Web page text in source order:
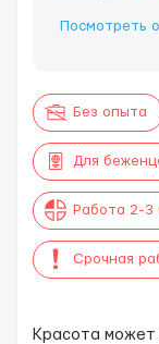
Посмотреть
Без опыта
Для
Работа 2-3
Срочная
Красота может